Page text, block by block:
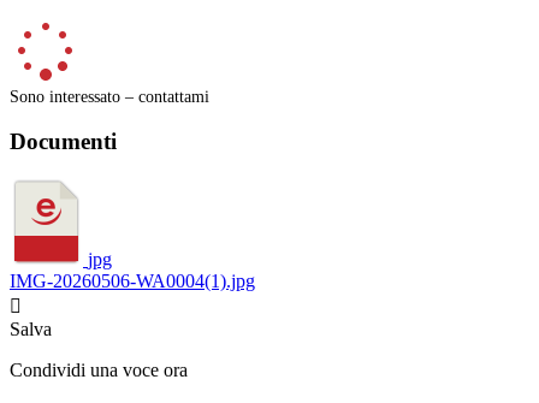
Sono interessato – contattami
Documenti
jpg
IMG-20260506-WA0004(1).jpg

Salva
Condividi una voce ora